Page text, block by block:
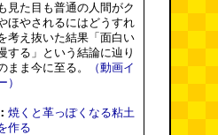
見た目も普通の人間がク
ほやされるにはどうすれ
考え抜いた結果「面白い
する」という結論に辿り
まま今に至る。
（動画イ
）
焼くと革っぽくなる粘土
作る